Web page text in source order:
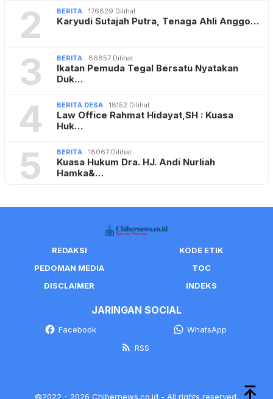
2 BERITA 176829 Dilihat
Karyudi Sutajah Putra, Tenaga Ahli Anggo…
3 BERITA 86857 Dilihat
Ikatan Pemuda Tegal Bersatu Nyatakan
Duk…
4 BERITA DESA 18152 Dilihat
Law Office Rahmat Hidayat,SH : Kuasa
Huk…
5 BERITA 18067 Dilihat
Kuasa Hukum Dra. HJ. Andi Nurliah
Hamka&…
REDAKSI
KODE ETIK
PEDOMAN MEDIA
TOC
DISCLAIMER
INDEKS
JARINGAN SOCIAL
Facebook
WhatsApp
RSS
©2022 - 2026 Chibernews.co.id - All rights reserved.